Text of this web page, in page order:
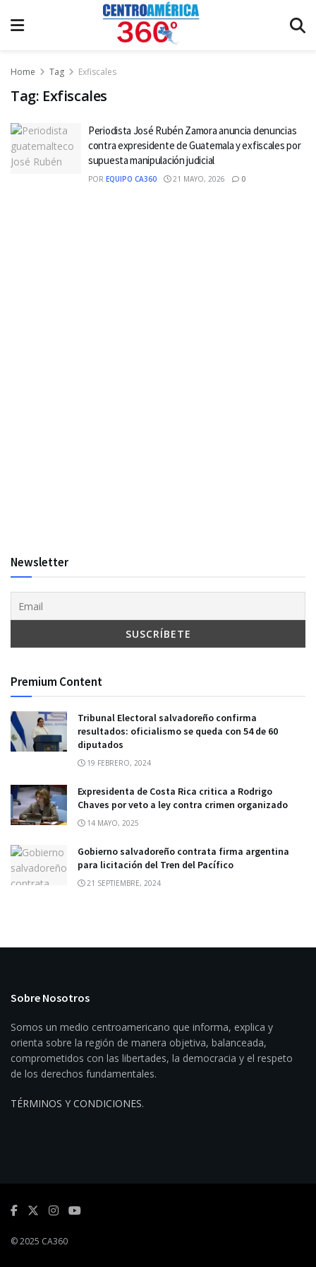
Home Tag Exfiscales
Tag: Exfiscales
Periodista José Rubén Zamora anuncia denuncias
contra expresidente de Guatemala y exfiscales por
supuesta manipulación judicial
POR EQUIPO CA360 21 MAYO, 2026 0
Newsletter
Premium Content
Tribunal Electoral salvadoreño confirma
resultados: oficialismo se queda con 54 de 60
diputados
19 FEBRERO, 2024
Expresidenta de Costa Rica critica a Rodrigo
Chaves por veto a ley contra crimen organizado
14 MAYO, 2025
Gobierno salvadoreño contrata firma argentina
para licitación del Tren del Pacífico
21 SEPTIEMBRE, 2024
Sobre Nosotros
Somos un medio centroamericano que informa, explica y
orienta sobre la región de manera objetiva, balanceada,
comprometidos con las libertades, la democracia y el respeto
de los derechos fundamentales.
TÉRMINOS Y CONDICIONES.
© 2025 CA360